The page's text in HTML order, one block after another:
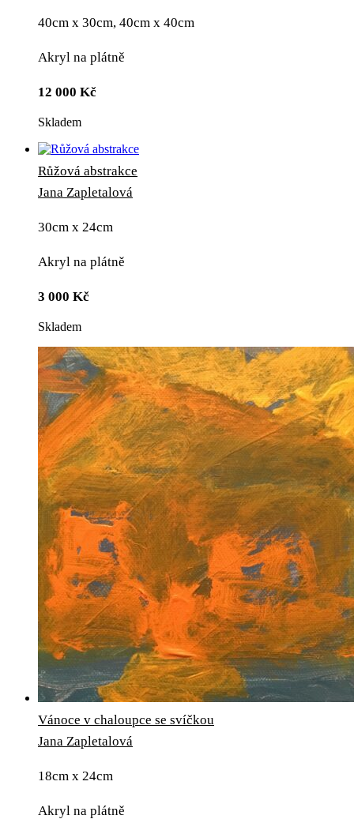
40cm x 30cm, 40cm x 40cm
Akryl na plátně
12 000 Kč
Skladem
Růžová abstrakce
Jana Zapletalová
30cm x 24cm
Akryl na plátně
3 000 Kč
Skladem
Vánoce v chaloupce se svíčkou
Jana Zapletalová
18cm x 24cm
Akryl na plátně